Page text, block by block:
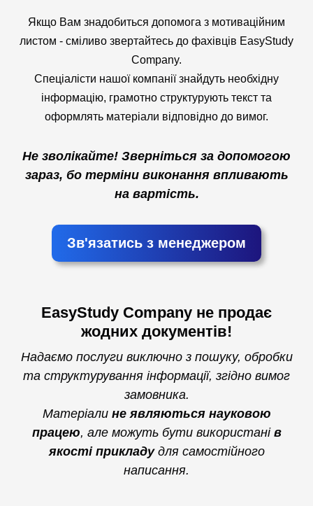
Якщо Вам знадобиться допомога з мотиваційним
листом - сміливо звертайтесь до фахівців EasyStudy
Company.
Спеціалісти нашої компанії знайдуть необхідну
інформацію, грамотно структурують текст та
оформлять матеріали відповідно до вимог.
Не зволікайте! Зверніться за допомогою
зараз, бо терміни виконання впливають
на вартість.
Зв'язатись з менеджером
EasyStudy Company не продає
жодних документів!
Надаємо послуги виключно з пошуку, обробки
та структурування інформації, згідно вимог
замовника.
Матеріали не являються науковою
працею, але можуть бути використані в
якості прикладудля самостійного
написання.